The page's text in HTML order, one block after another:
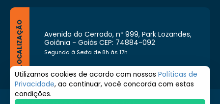
LOCALIZAÇÃO
Avenida do Cerrado, nº 999, Park Lozandes,
Goiânia - Goiás CEP: 74884-092
Segunda à Sexta de 8h às 17h
Utilizamos cookies de acordo com nossas Políticas de
Privacidade, ao continuar, você concorda com estas
condições.